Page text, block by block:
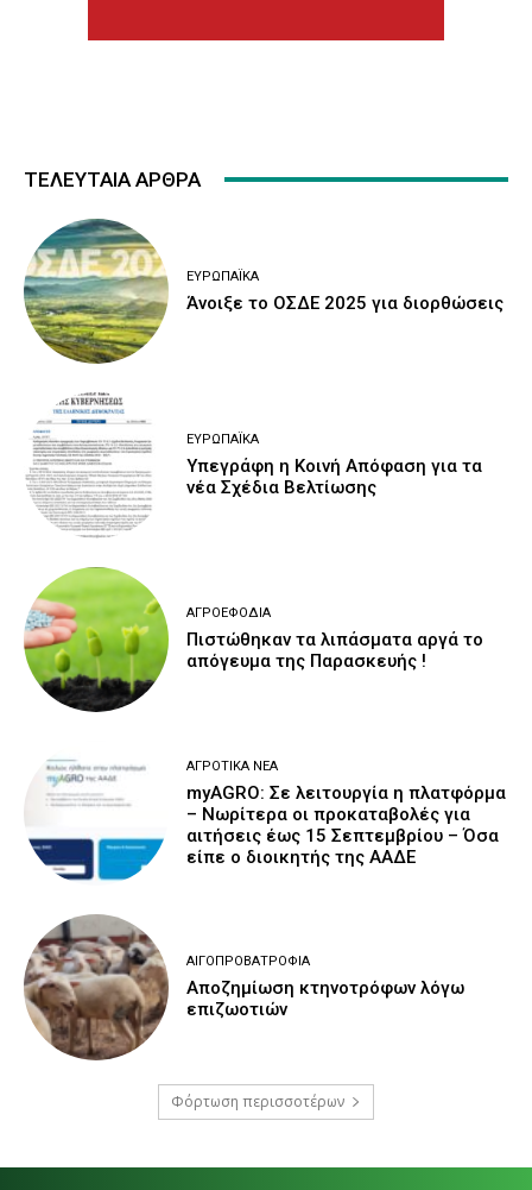
ΤΕΛΕΥΤΑΙΑ ΑΡΘΡΑ
ΕΥΡΩΠΑΪΚΆ
Άνοιξε το ΟΣΔΕ 2025 για διορθώσεις
ΕΥΡΩΠΑΪΚΆ
Υπεγράφη η Κοινή Απόφαση για τα
νέα Σχέδια Βελτίωσης
ΑΓΡΟΕΦΌΔΙΑ
Πιστώθηκαν τα λιπάσματα αργά το
απόγευμα της Παρασκευής !
ΑΓΡΟΤΙΚΆ ΝΈΑ
myAGRO: Σε λειτουργία η πλατφόρμα
– Νωρίτερα οι προκαταβολές για
αιτήσεις έως 15 Σεπτεμβρίου – Όσα
είπε ο διοικητής της ΑΑΔΕ
ΑΙΓΟΠΡΟΒΑΤΡΟΦΊΑ
Αποζημίωση κτηνοτρόφων λόγω
επιζωοτιών
Φόρτωση περισσοτέρων